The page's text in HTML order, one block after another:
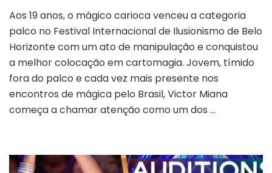
é
Victor
Miana,
jovem
revelação
que
escolheu
difícil
da
Aos 19 anos, o mágico carioca venceu a categoria
palco no Festival Internacional de Ilusionismo de Belo
Horizonte com um ato de manipulação e conquistou
a melhor colocação em cartomagia. Jovem, tímido
fora do palco e cada vez mais presente nos
encontros de mágica pelo Brasil, Victor Miana
começa a chamar atenção como um dos …